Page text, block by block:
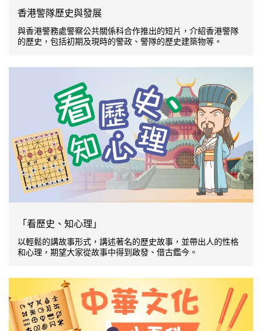
香港警隊歷史與發展
與香港警務處警察公共關係科合作推出的短片，介紹香港警隊
的歷史，包括初期及現時的警政、警隊的歷史建築物等。
「看歷史、知心理」
以輕鬆的講故事形式，講述著名的歷史故事，並帶出人的性格
和心理，期望大家從故事中得到啟發、借古鑑今。